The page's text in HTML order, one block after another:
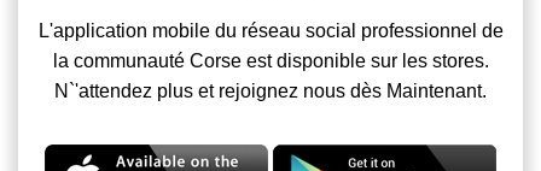
L'application mobile du réseau social professionnel de
la communauté Corse est disponible sur les stores.
N`'attendez plus et rejoignez nous dès Maintenant.